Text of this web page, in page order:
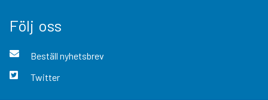
Följ oss
Beställ nyhetsbrev
Twitter